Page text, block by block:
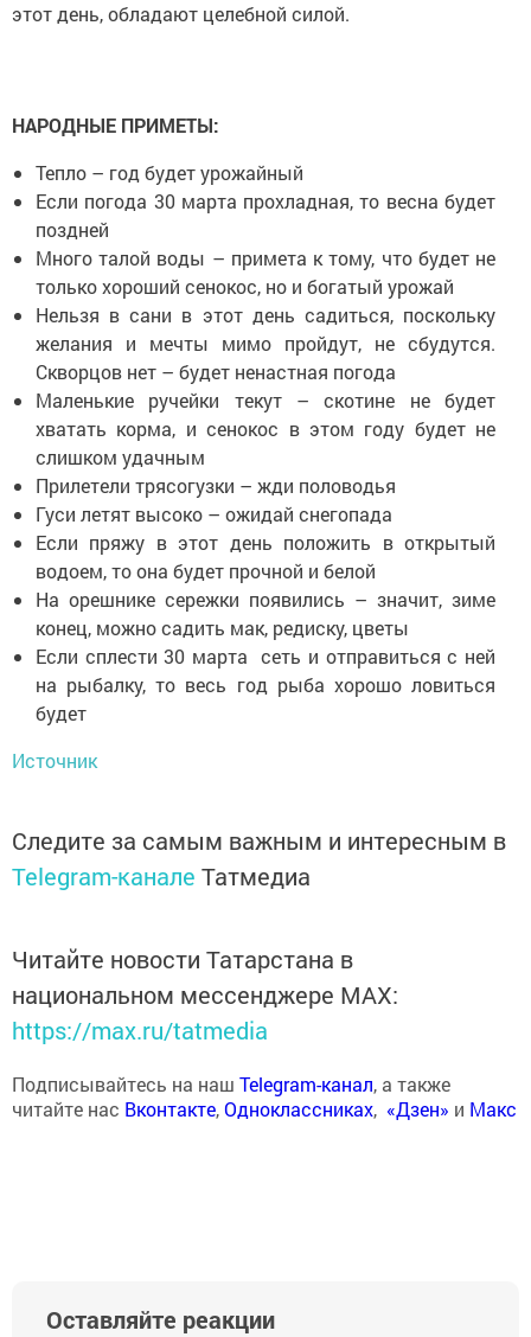
этот день, обладают целебной силой.
НАРОДНЫЕ ПРИМЕТЫ:
Тепло – год будет урожайный
Если погода 30 марта прохладная, то весна будет
поздней
Много талой воды – примета к тому, что будет не
только хороший сенокос, но и богатый урожай
Нельзя в сани в этот день садиться, поскольку
желания и мечты мимо пройдут, не сбудутся.
Скворцов нет – будет ненастная погода
Маленькие ручейки текут – скотине не будет
хватать корма, и сенокос в этом году будет не
слишком удачным
Прилетели трясогузки – жди половодья
Гуси летят высоко – ожидай снегопада
Если пряжу в этот день положить в открытый
водоем, то она будет прочной и белой
На орешнике сережки появились – значит, зиме
конец, можно садить мак, редиску, цветы
Если сплести 30 марта сеть и отправиться с ней
на рыбалку, то весь год рыба хорошо ловиться
будет
Источник
Следите за самым важным и интересным в
Telegram-канале Татмедиа
Читайте новости Татарстана в
национальном мессенджере MАХ:
https://max.ru/tatmedia
Подписывайтесь на наш Telegram-канал, а также
читайте нас Вконтакте,Одноклассниках, «Дзен» и Макс
Оставляйте реакции